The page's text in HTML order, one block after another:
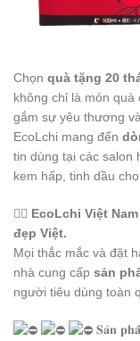
Chọn quà tặng 20
không chỉ là món
gắm sự yêu thương
EcoLchi mang đến
tin dùng tại các salon
kem hấp, tinh dầu
💇‍♀️ EcoLchi Việt
đẹp Việt.
Mọi thắc mắc và đặt
nhà cung cấp sản
người tiêu dùng toàn
𝐒𝐚̉𝐧